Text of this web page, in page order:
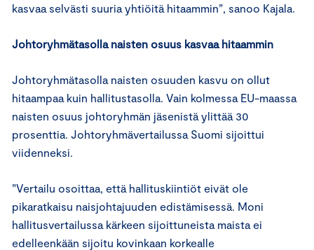
kasvaa selvästi suuria yhtiöitä hitaammin”, sanoo Kajala.
Johtoryhmätasolla naisten osuus kasvaa hitaammin
Johtoryhmätasolla naisten osuuden kasvu on ollut
hitaampaa kuin hallitustasolla. Vain kolmessa EU-maassa
naisten osuus johtoryhmän jäsenistä ylittää 30
prosenttia. Johtoryhmävertailussa Suomi sijoittui
viidenneksi.
”Vertailu osoittaa, että hallituskiintiöt eivät ole
pikaratkaisu naisjohtajuuden edistämisessä. Moni
hallitusvertailussa kärkeen sijoittuneista maista ei
edelleenkään sijoitu kovinkaan korkealle